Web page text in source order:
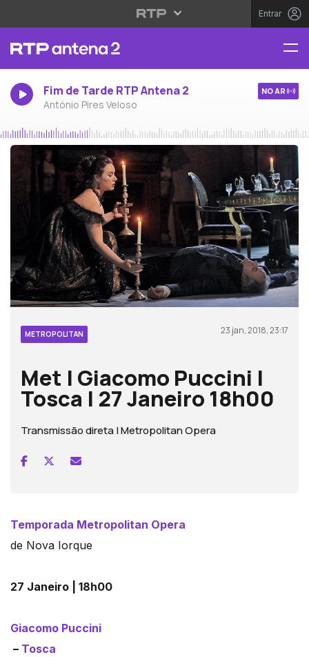
Entrar
Fim de Tarde RTP Antena 2
António Pires Veloso
NO AR
METROPOLITAN 23 jan, 2018, 23:17
Met | Giacomo Puccini |
Tosca | 27 Janeiro 18h00
Transmissão direta | Metropolitan Opera
Temporada Metropolitan Opera
de Nova Iorque
27 Janeiro | 18h00
Giacomo Puccini
– Tosca